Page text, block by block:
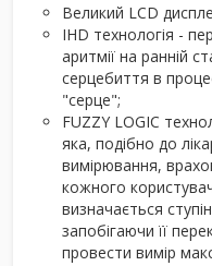
Великий LCD
IHD технологія -
аритмії на ранній
серцебиття в
"серце";
FUZZY LOGIC
яка, подібно до
вимірювання,
кожного
визначається
запобігаючи її
провести вимір